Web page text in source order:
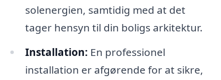
solenergien, samtidig med at det
tager hensyn til din boligs arkitektur.
Installation: En professionel
installation er afgørende for at sikre,